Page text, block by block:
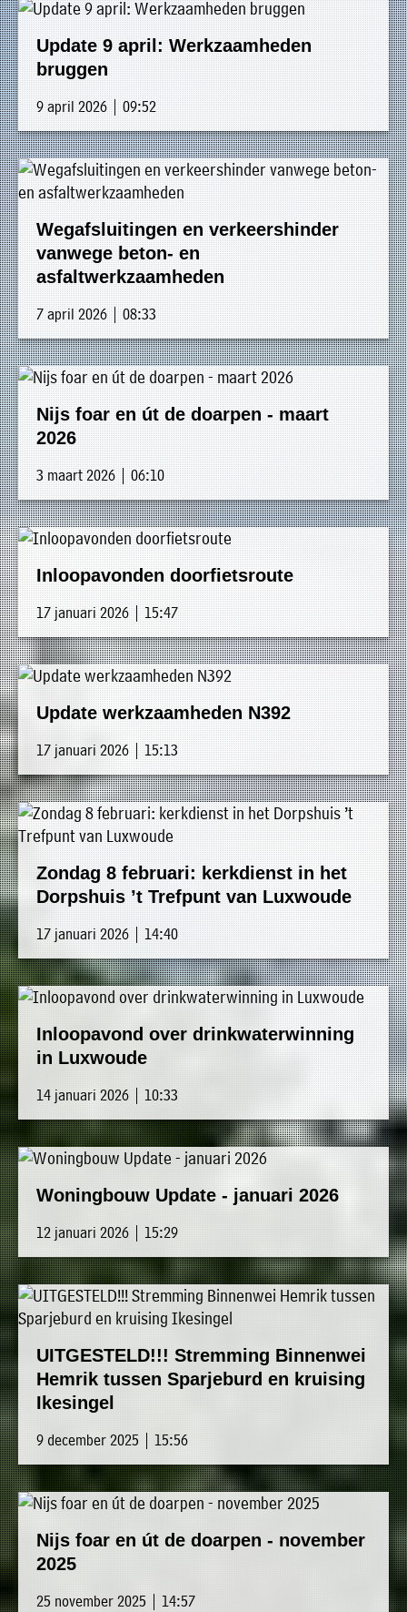
Update 9 april: Werkzaamheden
bruggen
9 april 2026 | 09:52
Wegafsluitingen en verkeershinder
vanwege beton- en
asfaltwerkzaamheden
7 april 2026 | 08:33
Nijs foar en út de doarpen - maart
2026
3 maart 2026 | 06:10
Inloopavonden doorfietsroute
17 januari 2026 | 15:47
Update werkzaamheden N392
17 januari 2026 | 15:13
Zondag 8 februari: kerkdienst in het
Dorpshuis ’t Trefpunt van Luxwoude
17 januari 2026 | 14:40
Inloopavond over drinkwaterwinning
in Luxwoude
14 januari 2026 | 10:33
Woningbouw Update - januari 2026
12 januari 2026 | 15:29
UITGESTELD!!! Stremming Binnenwei
Hemrik tussen Sparjeburd en kruising
Ikesingel
9 december 2025 | 15:56
Nijs foar en út de doarpen - november
2025
25 november 2025 | 14:57